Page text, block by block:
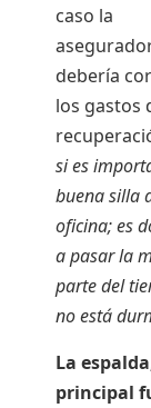
caso la
debería
los gastos
si es
buena silla
oficina; es
a pasar la
parte del
no está
La
principal